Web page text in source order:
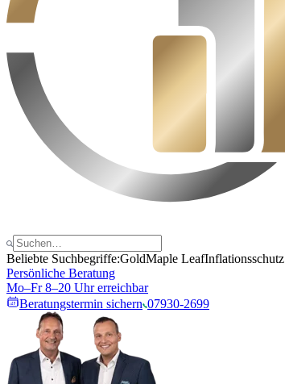
Beliebte Suchbegriffe:GoldMaple LeafInflationsschutz
Persönliche Beratung
Mo–Fr 8–20 Uhr erreichbar
Beratungstermin sichern 07930-2699